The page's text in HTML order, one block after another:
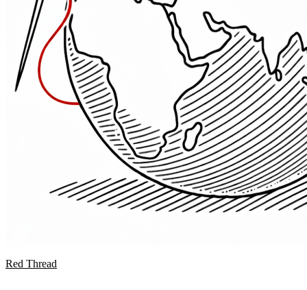
Red Thread